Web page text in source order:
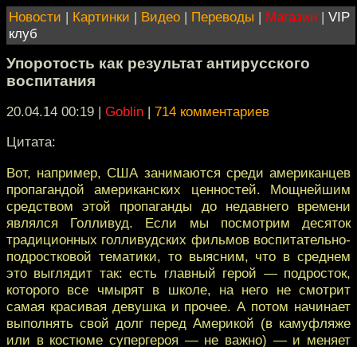
Новости | Картинки | Видео | Переводы | Магазин | VIP
клуб
Упоротость как результат антирусского
воспитания
20.04.14 00:19 | Goblin | 714 комментариев
Цитата:
Вот, например, США занимаются среди американцев
пропагандой американских ценностей. Мощнейшим
средством этой пропаганды до недавнего времени
являлся Голливуд. Если мы посмотрим десяток
традиционных голливудских фильмов воспитательно-
подростковой тематики, то выясним, что в среднем
это выглядит так: есть главный герой — подросток,
которого все чмырят в школе, на него не смотрит
самая красивая девушка и прочее. А потом начинает
выполнять свой долг перед Америкой (в камуфляже
или в костюме супергероя — не важно) — и меняет